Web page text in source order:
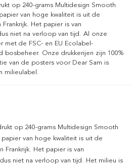
op 240-grams Multidesign Smooth
van hoge kwaliteit is uit de
Het papier is van
niet na verloop van tijd. Al onze
de FSC- en EU Ecolabel-
bosbeheer. Onze drukkerijen zijn 100%
van de posters voor Dear Sam is
milieulabel.
op 240-grams Multidesign Smooth
van hoge kwaliteit is uit de
Frankrijk. Het papier is van
niet na verloop van tijd. Het milieu is